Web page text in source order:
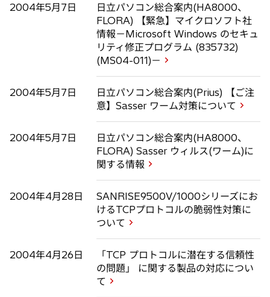
2004年5月7日
日立パソコン総合案内(HA8000、
FLORA) 【緊急】マイクロソフト社
情報－Microsoft Windows のセキュ
リティ修正プログラム (835732)
(MS04-011)－
2004年5月7日
日立パソコン総合案内(Prius) 【ご注
意】Sasser ワーム対策について
2004年5月7日
日立パソコン総合案内(HA8000、
FLORA) Sasser ウィルス(ワーム)に
関する情報
2004年4月28日
SANRISE9500V/1000シリーズにお
けるTCPプロトコルの脆弱性対策に
ついて
2004年4月26日
「TCP プロトコルに潜在する信頼性
の問題」 に関する製品の対応につい
て